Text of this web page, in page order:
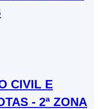
CIVIL E
- 2ª ZONA